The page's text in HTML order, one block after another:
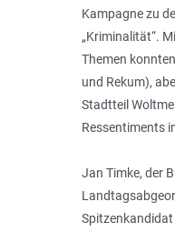
Kampagne zu
„Kriminalität“.
Themen
und Rekum),
Stadtteil
Ressentiments
Jan Timke, der
Spitzenkandidat